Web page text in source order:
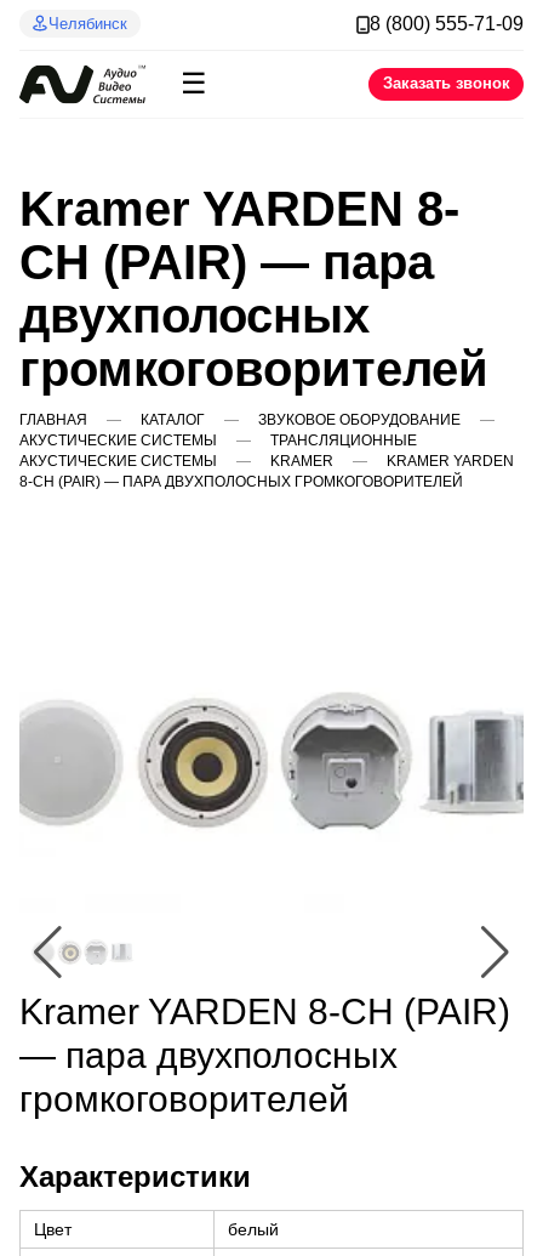
Челябинск 8 (800) 555-71-09
☰ Заказать звонок
Kramer YARDEN 8-
CH (PAIR) — пара
двухполосных
громкоговорителей
ГЛАВНАЯ КАТАЛОГ
ЗВУКОВОЕ ОБОРУДОВАНИЕ
АКУСТИЧЕСКИЕ СИСТЕМЫ
ТРАНСЛЯЦИОННЫЕ
АКУСТИЧЕСКИЕ СИСТЕМЫ
KRAMER
KRAMER YARDEN
8-CH (PAIR) — ПАРА ДВУХПОЛОСНЫХ ГРОМКОГОВОРИТЕЛЕЙ
Kramer YARDEN 8-CH (PAIR)
— пара двухполосных
громкоговорителей
Характеристики
Цвет
белый